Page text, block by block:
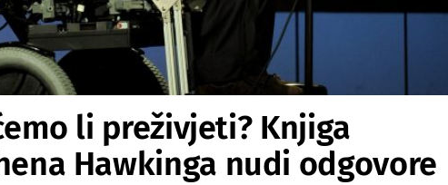
li preživjeti? Knjiga
Hawkinga nudi odgovore